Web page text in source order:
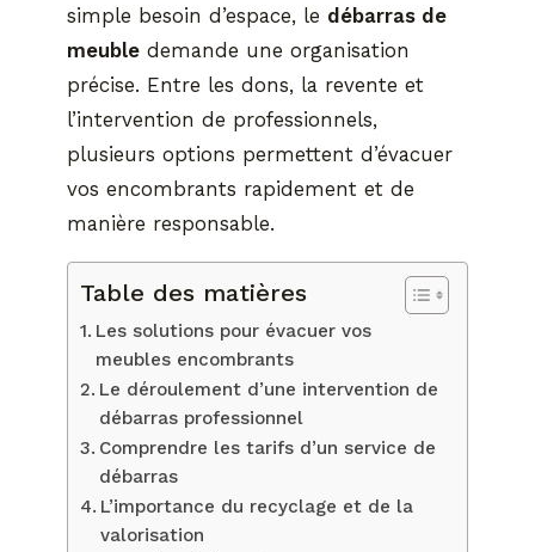
simple besoin d’espace, le débarras de
meuble demande une organisation
précise. Entre les dons, la revente et
l’intervention de professionnels,
plusieurs options permettent d’évacuer
vos encombrants rapidement et de
manière responsable.
Table des matières
Les solutions pour évacuer vos
meubles encombrants
Le déroulement d’une intervention de
débarras professionnel
Comprendre les tarifs d’un service de
débarras
L’importance du recyclage et de la
valorisation